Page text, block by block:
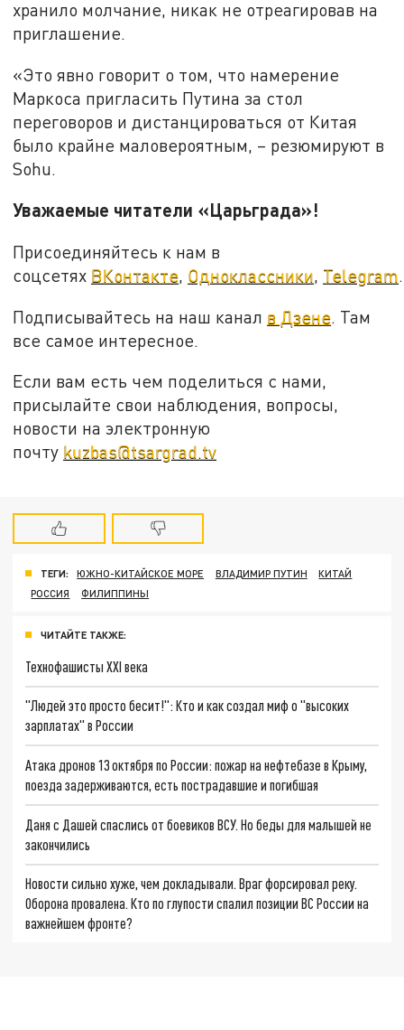
хранило молчание, никак не отреагировав на
приглашение.
«Это явно говорит о том, что намерение
Маркоса пригласить Путина за стол
переговоров и дистанцироваться от Китая
было крайне маловероятным, – резюмируют в
Sohu.
Уважаемые читатели «Царьграда»!
Присоединяйтесь к нам в
соцсетях ВКонтакте, Одноклассники, Telegram.
Подписывайтесь на наш канал в Дзене. Там
все самое интересное.
Если вам есть чем поделиться с нами,
присылайте свои наблюдения, вопросы,
новости на электронную
почту kuzbas@tsargrad.tv
ТЕГИ: ЮЖНО-КИТАЙСКОЕ МОРЕ ВЛАДИМИР ПУТИН
КИТАЙ
РОССИЯ
ФИЛИППИНЫ
ЧИТАЙТЕ ТАКЖЕ:
Технофашисты XXI века
"Людей это просто бесит!": Кто и как создал миф о "высоких
зарплатах" в России
Атака дронов 13 октября по России: пожар на нефтебазе в Крыму,
поезда задерживаются, есть пострадавшие и погибшая
Даня с Дашей спаслись от боевиков ВСУ. Но беды для малышей не
закончились
Новости сильно хуже, чем докладывали. Враг форсировал реку.
Оборона провалена. Кто по глупости спалил позиции ВС России на
важнейшем фронте?